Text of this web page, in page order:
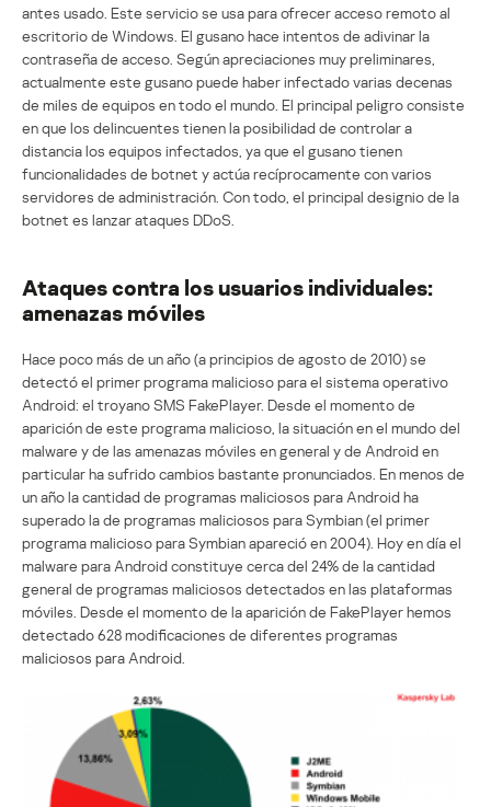
antes usado. Este servicio se usa para ofrecer acceso remoto al
escritorio de Windows. El gusano hace intentos de adivinar la
contraseña de acceso. Según apreciaciones muy preliminares,
actualmente este gusano puede haber infectado varias decenas
de miles de equipos en todo el mundo. El principal peligro consiste
en que los delincuentes tienen la posibilidad de controlar a
distancia los equipos infectados, ya que el gusano tienen
funcionalidades de botnet y actúa recíprocamente con varios
servidores de administración. Con todo, el principal designio de la
botnet es lanzar ataques DDoS.
Ataques contra los usuarios individuales:
amenazas móviles
Hace poco más de un año (a principios de agosto de 2010) se
detectó el primer programa malicioso para el sistema operativo
Android: el troyano SMS FakePlayer. Desde el momento de
aparición de este programa malicioso, la situación en el mundo del
malware y de las amenazas móviles en general y de Android en
particular ha sufrido cambios bastante pronunciados. En menos de
un año la cantidad de programas maliciosos para Android ha
superado la de programas maliciosos para Symbian (el primer
programa malicioso para Symbian apareció en 2004). Hoy en día el
malware para Android constituye cerca del 24% de la cantidad
general de programas maliciosos detectados en las plataformas
móviles. Desde el momento de la aparición de FakePlayer hemos
detectado 628 modificaciones de diferentes programas
maliciosos para Android.